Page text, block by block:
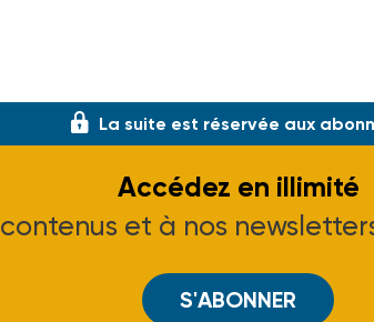
La suite est réservée aux
Accédez en illimité
et à nos
S'ABONNER